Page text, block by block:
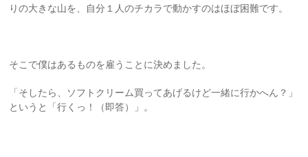
りの大きな山を、自分１人のチカラで動かすのはほぼ困難です。
そこで僕はあるものを雇うことに決めました。
「そしたら、ソフトクリーム買ってあげるけど一緒に行かへん？」
というと「行くっ！（即答）」。